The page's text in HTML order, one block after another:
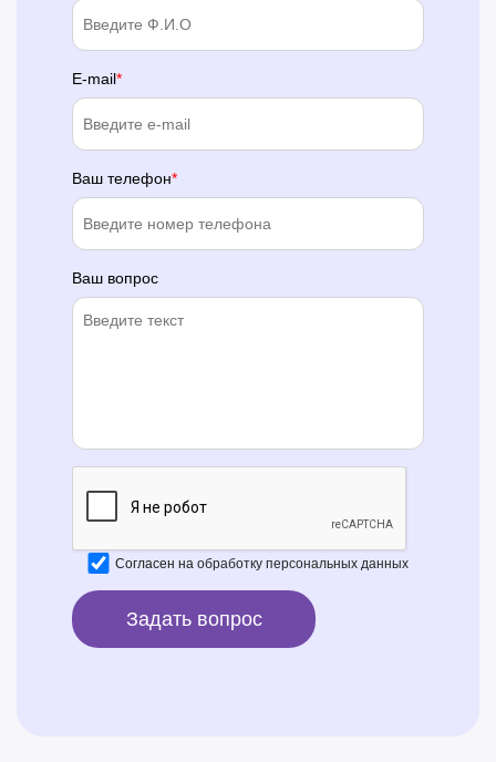
E-mail
Ваш телефон
Ваш вопрос
Согласен на обработку персональных данных